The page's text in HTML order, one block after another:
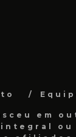
em
ou